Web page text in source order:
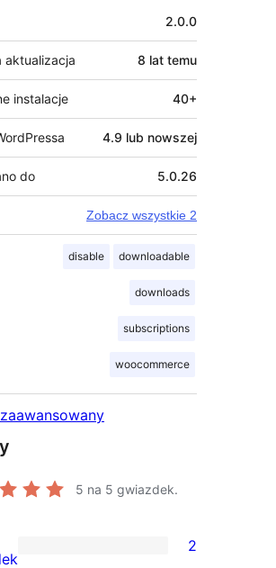
2.0.0
aktualizacja 8 lat temu
instalacje 40+
4.9 lub nowszej
do 5.0.26
Zobacz wszystkie 2
disable downloadable
downloads
subscriptions
woocommerce
5 na 5 gwiazdek.
2